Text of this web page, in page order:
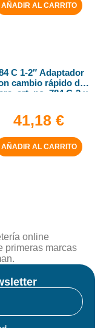
AÑADIR AL CARRITO
C 1-2″ Adaptador
cambio rápido de
art. no. 784 C-2 x
41,18 €
AÑADIR AL CARRITO
online
primeras marcas